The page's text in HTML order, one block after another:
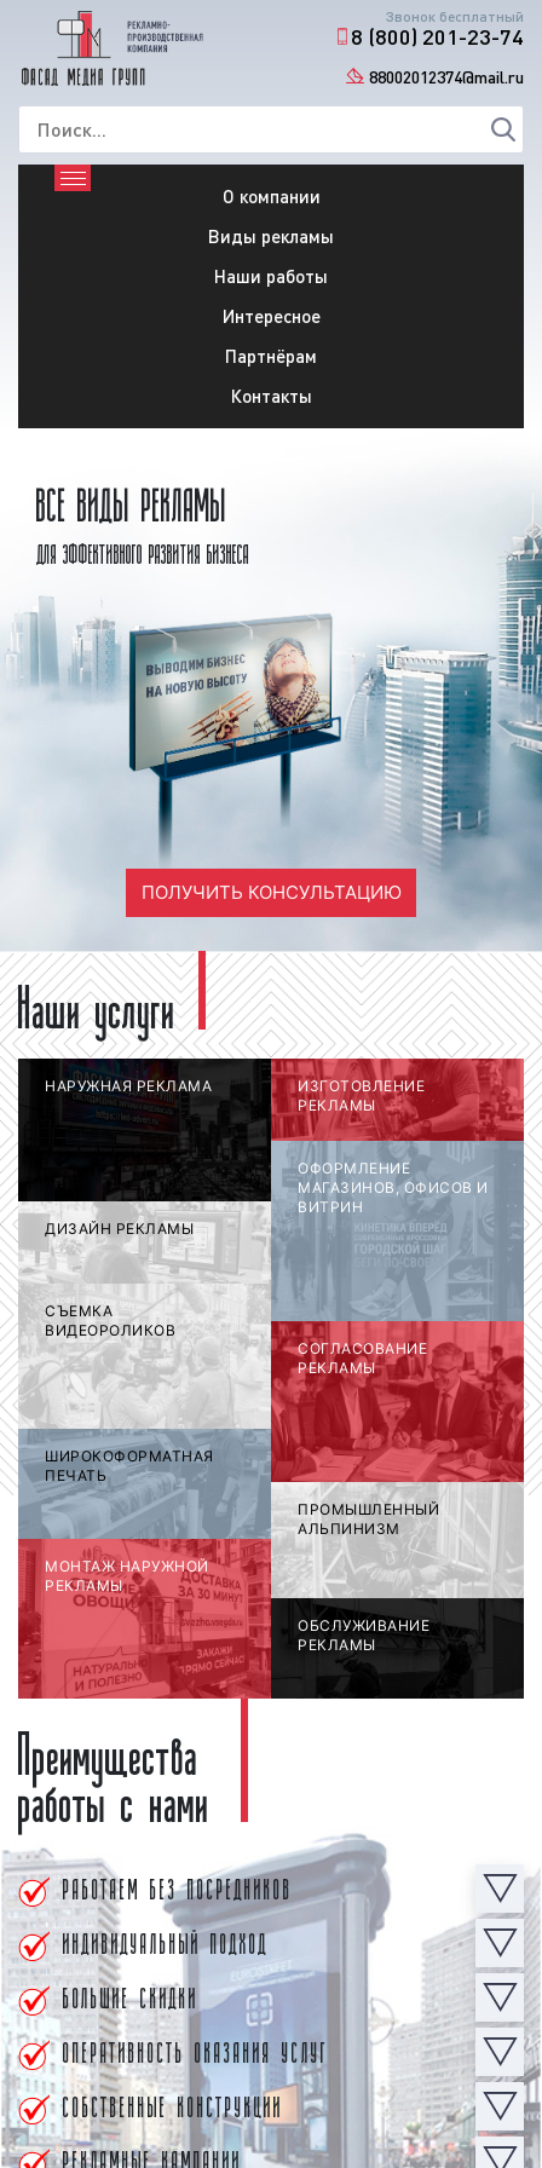
Звонок бесплатный
8 (800) 201-23-74
88002012374@mail.ru
О компании
Виды рекламы
Наши работы
Интересное
Партнёрам
Контакты
ВСЕ ВИДЫ РЕКЛАМЫ
ДЛЯ ЭФФЕКТИВНОГО РАЗВИТИЯ БИЗНЕСА
ПОЛУЧИТЬ КОНСУЛЬТАЦИЮ
Наши услуги
НАРУЖНАЯ РЕКЛАМА
ИЗГОТОВЛЕНИЕ
РЕКЛАМЫ
ДИЗАЙН РЕКЛАМЫ
ОФОРМЛЕНИЕ
МАГАЗИНОВ, ОФИСОВ И
ВИТРИН
СЪЕМКА
ВИДЕОРОЛИКОВ
СОГЛАСОВАНИЕ
РЕКЛАМЫ
ШИРОКОФОРМАТНАЯ
ПЕЧАТЬ
ПРОМЫШЛЕННЫЙ
АЛЬПИНИЗМ
МОНТАЖ НАРУЖНОЙ
РЕКЛАМЫ
ОБСЛУЖИВАНИЕ
РЕКЛАМЫ
Преимущества
работы с нами
РАБОТАЕМ БЕЗ ПОСРЕДНИКОВ
ИНДИВИДУАЛЬНЫЙПОДХОД
БОЛЬШИЕСКИДКИ
ОПЕРАТИВНОСТЬ ОКАЗАНИЯ УСЛУГ
СОБСТВЕННЫЕ КОНСТРУКЦИИ
РЕКЛАМНЫЕКАМПАНИИ